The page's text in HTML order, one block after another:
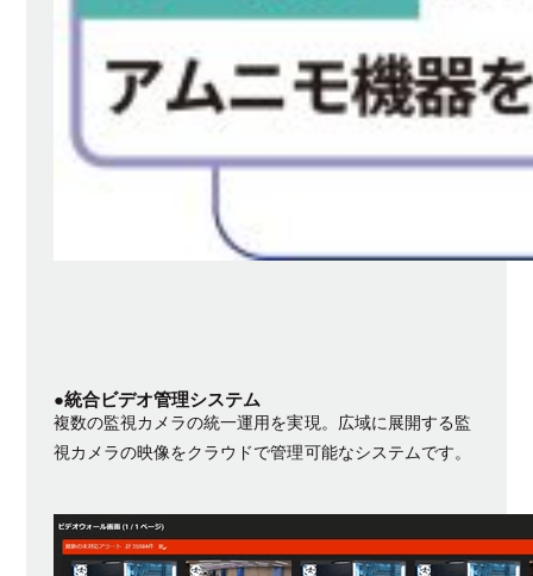
●統合ビデオ管理システム
複数の監視カメラの統一運用を実現。広域に展開する監
視カメラの映像をクラウドで管理可能なシステムです。